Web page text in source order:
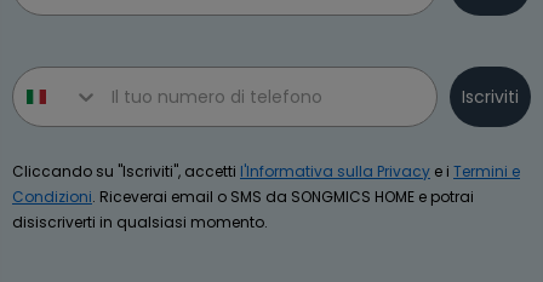
Phone number
Iscriviti
Cliccando su "Iscriviti", accetti l'Informativa sulla Privacy e i Termini e
Condizioni. Riceverai email o SMS da SONGMICS HOME e potrai
disiscriverti in qualsiasi momento.